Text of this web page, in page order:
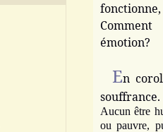
émotion?
En
Aucun être
ou pauvre,